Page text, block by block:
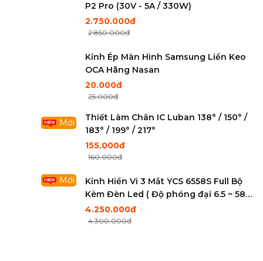
P2 Pro (30V - 5A / 330W)
2.750.000đ
2.850.000đ
Kính Ép Màn Hình Samsung Liền Keo
OCA Hãng Nasan
20.000đ
25.000đ
Mới
Thiết Làm Chân IC Luban 138° / 150° /
183° / 199° / 217°
155.000đ
160.000đ
Mới
Kính Hiển Vi 3 Mắt YCS 6558S Full Bộ
Kèm Đèn Led ( Độ phóng đại 6.5 ~ 58X
)
4.250.000đ
4.300.000đ